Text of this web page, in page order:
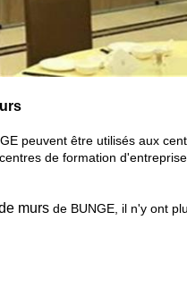
peuvent être utilisés aux
de formation
murs de BUNGE, il n'y ont